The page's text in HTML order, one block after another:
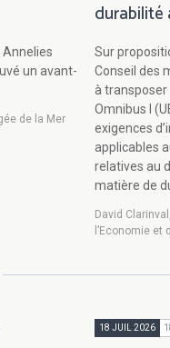
un avant-
de la Mer
durabilité
Sur
Conseil des
à
Omnibus I
exigences
applicables
relatives au
matière de
David
l’Economie et
18 JUIL 2026